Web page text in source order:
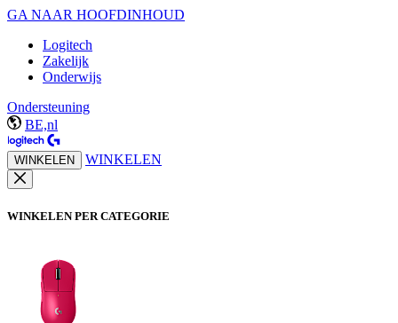
GA NAAR HOOFDINHOUD
Logitech
Zakelijk
Onderwijs
Ondersteuning
BE,nl
WINKELEN WINKELEN
WINKELEN PER CATEGORIE